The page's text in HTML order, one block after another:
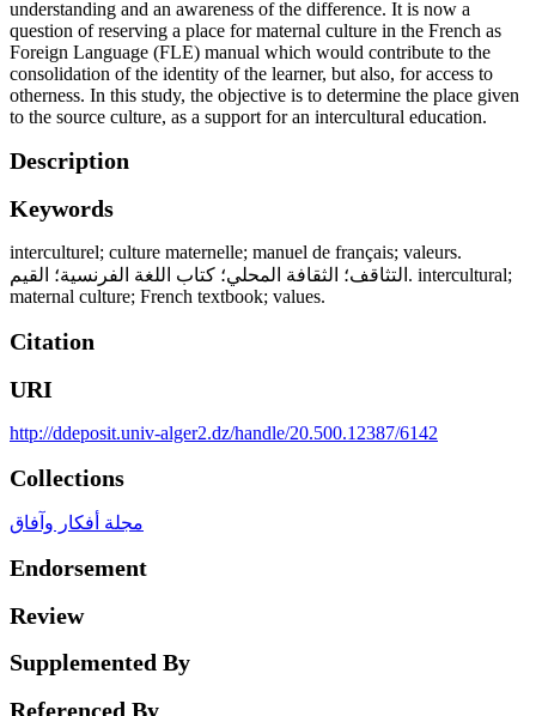
understanding and an awareness of the difference. It is now a
question of reserving a place for maternal culture in the French as
Foreign Language (FLE) manual which would contribute to the
consolidation of the identity of the learner, but also, for access to
otherness. In this study, the objective is to determine the place given
to the source culture, as a support for an intercultural education.
Description
Keywords
interculturel; culture maternelle; manuel de français; valeurs.
التثاقف؛ الثقافة المحلي؛ كتاب اللغة الفرنسية؛ القيم. intercultural;
maternal culture; French textbook; values.
Citation
URI
http://ddeposit.univ-alger2.dz/handle/20.500.12387/6142
Collections
مجلة أفكار وآفاق
Endorsement
Review
Supplemented By
Referenced By